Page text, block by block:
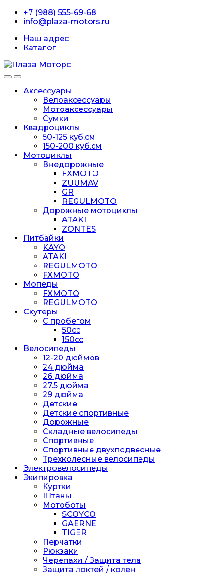
Перейти
перейти+7 (988) 555-69-68
info@plaza-motors.ru
Наш адрес
Каталог
Аксессуары
Велоаксессуары
Мотоаксессуары
Сумки
Квадроциклы
50-125 куб.см
150-200 куб.см
Мотоциклы
Внедорожные
FXMOTO
ZUUMAV
GR
REGULMOTO
Дорожные мотоциклы
ATAKI
ZONTES
Питбайки
KAYO
ATAKI
REGULMOTO
FXMOTO
Мопеды
FXMOTO
REGULMOTO
Скутеры
С пробегом
50cc
150cc
Велосипеды
12-20 дюймов
24 дюйма
26 дюйма
27.5 дюйма
29 дюйма
Детские
Детские спортивные
Дорожные
Складные велосипеды
Спортивные
Спортивные двухподвесные
Трехколесные велосипеды
Электровелосипеды
Экипировка
Куртки
Штаны
Мотоботы
SCOYCO
GAERNE
TIGER
Перчатки
Рюкзаки
Черепахи / Защита тела
Защита локтей / колен